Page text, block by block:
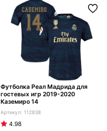
Футболка Реал Мадрида для
гостевых игр 2019-2020
Каземиро 14
112838
4.98